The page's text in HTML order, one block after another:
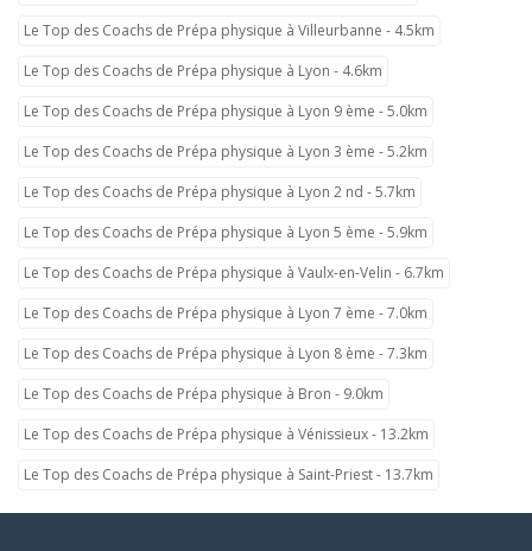
Le Top des Coachs de Prépa physique à Villeurbanne - 4.5km
Le Top des Coachs de Prépa physique à Lyon - 4.6km
Le Top des Coachs de Prépa physique à Lyon 9 ème - 5.0km
Le Top des Coachs de Prépa physique à Lyon 3 ème - 5.2km
Le Top des Coachs de Prépa physique à Lyon 2 nd - 5.7km
Le Top des Coachs de Prépa physique à Lyon 5 ème - 5.9km
Le Top des Coachs de Prépa physique à Vaulx-en-Velin - 6.7km
Le Top des Coachs de Prépa physique à Lyon 7 ème - 7.0km
Le Top des Coachs de Prépa physique à Lyon 8 ème - 7.3km
Le Top des Coachs de Prépa physique à Bron - 9.0km
Le Top des Coachs de Prépa physique à Vénissieux - 13.2km
Le Top des Coachs de Prépa physique à Saint-Priest - 13.7km